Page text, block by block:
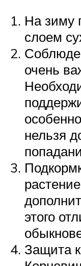
На зиму
слоем
очень
нельзя
этого
Защита